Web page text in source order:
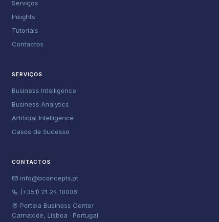
Serviços
Insights
Tutoriais
Contactos
SERVIÇOS
Business Intelligence
Business Analytics
Artificial Intelligence
Casos de Sucesso
CONTACTOS
info@bconcepts.pt
(+351) 21 24 10006
Portela Business Center
Carnaxide, Lisboa · Portugal